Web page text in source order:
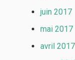
juin 2017
mai 2017
avril 2017